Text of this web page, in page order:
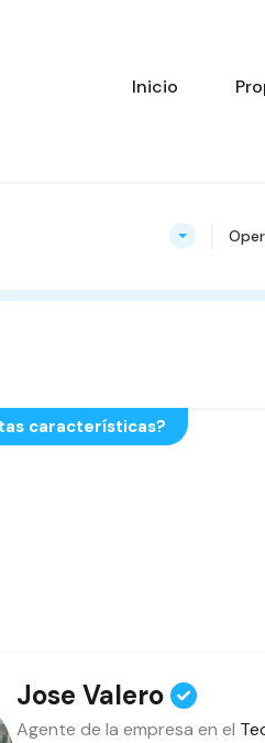
Inicio
características?
Jose Valero
Agente de la empresa en el